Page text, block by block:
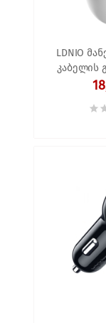
LDNIO
კაბელის
Car